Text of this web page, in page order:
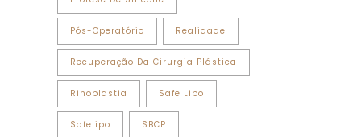
Pós-Operatório Realidade
Recuperação Da Cirurgia Plástica
Rinoplastia Safe Lipo
Safelipo SBCP